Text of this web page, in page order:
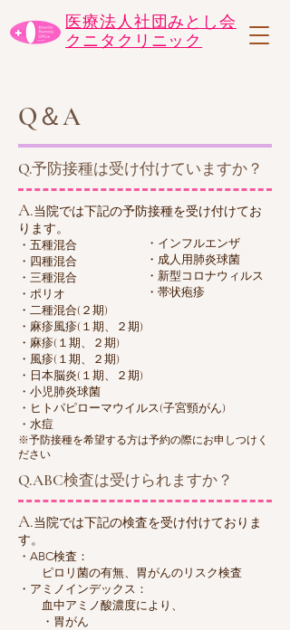
医療法人社団みとし会
​クニタクリニック
Q＆A
Q.予防接種は受け付けていますか？
​A.当院では下記の予防接種を受け付けてお
ります。
・五種混合
・四種混合
・三種混合
・ポリオ​
・二種混合(２期)
・麻疹風疹(１期、２期)
・麻疹(１期、２期)
・風疹(１期、２期)
・日本脳炎(１期、２期)
・小児肺炎球菌
・ヒトパピローマウイルス(子宮頸がん)
​・水痘
​※予防接種を希望する方は予約の際にお申しつけく
ださい
・インフルエンザ
・成人用肺炎球菌
・新型コロナウィルス
​・帯状疱疹
Q.ABC検査は受けられますか？
​A.当院では下記の検査を受け付けておりま
す。
・ ABC検査：
ピロリ菌の有無、胃がんのリスク検査
・アミノインデックス：
血中アミノ酸濃度により、
・胃がん